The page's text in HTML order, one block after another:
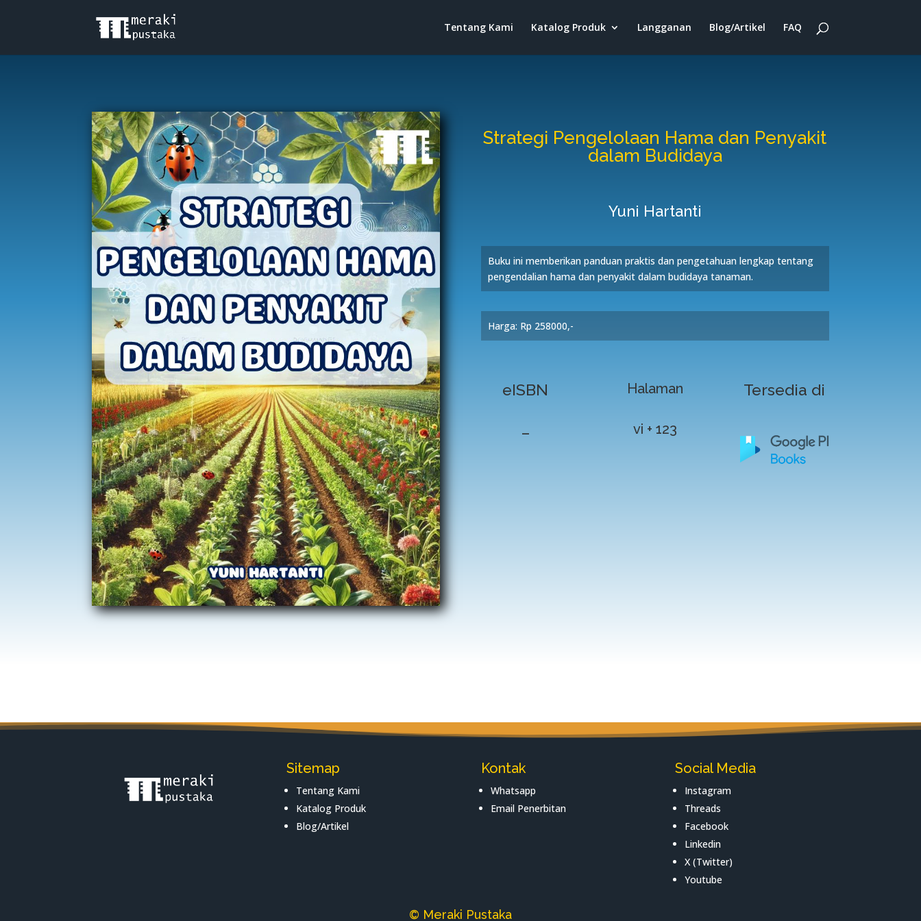
Tentang Kami Katalog Produk Langganan Blog/Artikel FAQ
Strategi Pengelolaan Hama dan Penyakit
dalam Budidaya
Yuni Hartanti
Buku ini memberikan panduan praktis dan pengetahuan lengkap tentang
pengendalian hama dan penyakit dalam budidaya tanaman.
Harga: Rp 258000,-
eISBN
–
Halaman
vi + 123
Tersedia di
Sitemap
Tentang Kami
Katalog Produk
Blog/Artikel
Kontak
Whatsapp
Email Penerbitan
Social Media
Instagram
Threads
Facebook
Linkedin
X (Twitter)
Youtube
© Meraki Pustaka